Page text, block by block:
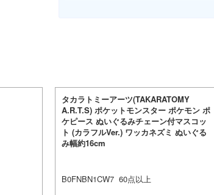
タカラトミーアーツ(TAKARATOMY
A.R.T.S) ポケットモンスター ポケモン ポ
ケピース ぬいぐるみチェーン付マスコッ
ト (カラフルVer.) ワッカネズミ ぬいぐる
み幅約16cm
B0FNBN1CW7 60点以上